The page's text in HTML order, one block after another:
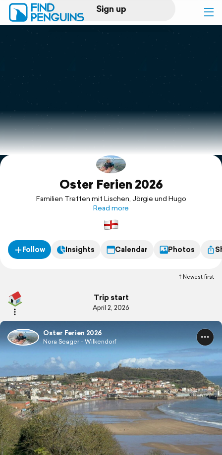
Sign up
Log in
Print a book
Flyover video
Explore
SupportOster Ferien 2026
Familien Treffen mit Lischen, Jörgie und Hugo
Read more
Follow Insights Calendar Photos
Newest first
Trip start
April 2, 2026
Oster Ferien 2026
Nora Seager - Wilkendorf